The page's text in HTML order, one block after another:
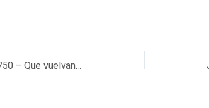
Juan Carlos Junio en AM750 – Que vuelvan las ideas, con Pablo Caruso